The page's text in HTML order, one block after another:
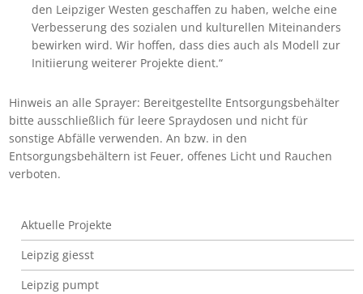
den Leipziger Westen geschaffen zu haben, welche eine
Verbesserung des sozialen und kulturellen Miteinanders
bewirken wird. Wir hoffen, dass dies auch als Modell zur
Initiierung weiterer Projekte dient.“
Hinweis an alle Sprayer: Bereitgestellte Entsorgungsbehälter
bitte ausschließlich für leere Spraydosen und nicht für
sonstige Abfälle verwenden. An bzw. in den
Entsorgungsbehältern ist Feuer, offenes Licht und Rauchen
verboten.
Graffiti-Flächen
Aktuelle Projekte
Leipzig giesst
Leipzig pumpt